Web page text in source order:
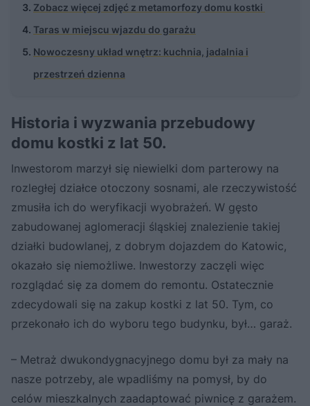
Zobacz więcej zdjęć z metamorfozy domu kostki
Taras w miejscu wjazdu do garażu
Nowoczesny układ wnętrz: kuchnia, jadalnia i
przestrzeń dzienna
Historia i wyzwania przebudowy
domu kostki z lat 50.
Inwestorom marzył się niewielki dom parterowy na
rozległej działce otoczony sosnami, ale rzeczywistość
zmusiła ich do weryfikacji wyobrażeń. W gęsto
zabudowanej aglomeracji śląskiej znalezienie takiej
działki budowlanej, z dobrym dojazdem do Katowic,
okazało się niemożliwe. Inwestorzy zaczęli więc
rozglądać się za domem do remontu. Ostatecznie
zdecydowali się na zakup kostki z lat 50. Tym, co
przekonało ich do wyboru tego budynku, był… garaż.
– Metraż dwukondygnacyjnego domu był za mały na
nasze potrzeby, ale wpadliśmy na pomysł, by do
celów mieszkalnych zaadaptować piwnicę z garażem.